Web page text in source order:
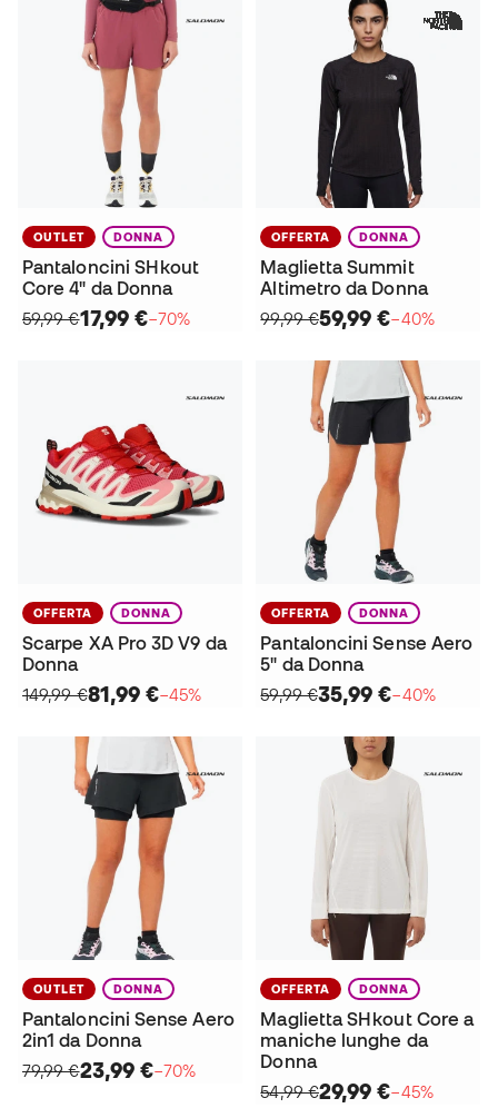
OUTLET DONNA
Pantaloncini SHkout
Core 4" da Donna
59,99 €17,99 €−70%
OFFERTA DONNA
Maglietta Summit
Altimetro da Donna
99,99 €59,99 €−40%
OFFERTA DONNA
Scarpe XA Pro 3D V9 da
Donna
149,99 €81,99 €−45%
OFFERTA DONNA
Pantaloncini Sense Aero
5" da Donna
59,99 €35,99 €−40%
OUTLET DONNA
Pantaloncini Sense Aero
2in1 da Donna
79,99 €23,99 €−70%
OFFERTA DONNA
Maglietta SHkout Core a
maniche lunghe da
Donna
54,99 €29,99 €−45%